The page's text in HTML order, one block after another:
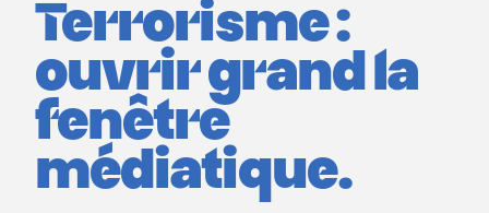
Terrorisme :
ouvrir grand la
fenêtre
médiatique.